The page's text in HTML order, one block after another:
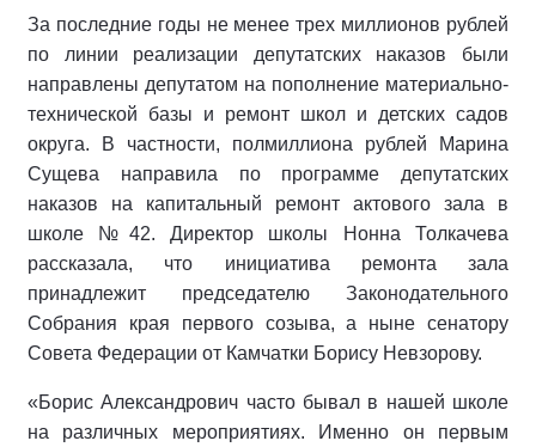
За последние годы не менее трех миллионов рублей
по линии реализации депутатских наказов были
направлены депутатом на пополнение материально-
технической базы и ремонт школ и детских садов
округа. В частности, полмиллиона рублей Марина
Сущева направила по программе депутатских
наказов на капитальный ремонт актового зала в
школе №42. Директор школы Нонна Толкачева
рассказала, что инициатива ремонта зала
принадлежит председателю Законодательного
Собрания края первого созыва, а ныне сенатору
Совета Федерации от Камчатки Борису Невзорову.
«Борис Александрович часто бывал в нашей школе
на различных мероприятиях. Именно он первым